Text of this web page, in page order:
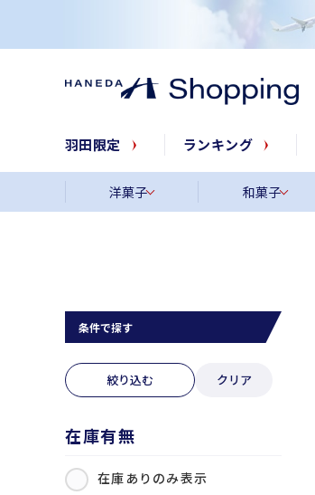
羽田限定 ランキング
洋菓子 和菓子
条件で探す
絞り込む クリア
在庫有無
在庫ありのみ表示